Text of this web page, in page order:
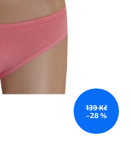
139 Kč
–28 %